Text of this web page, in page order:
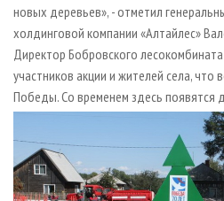
новых деревьев», - отметил
холдинговой компании «Алтайлес»
Директор Бобровского
участников акции и жителей села,
Победы. Со временем здесь появятся